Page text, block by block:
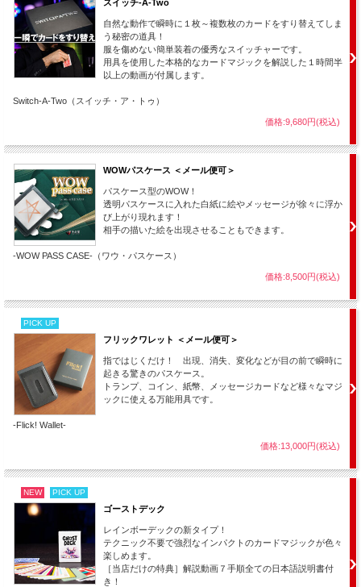
スイッチ-A-Two
自然な動作で瞬時に１枚～複数枚のカードをすり替えてしま
う秘密の道具！
服を傷めない簡単装着の優秀なスイッチャーです。
用具を使用した本格的なカードマジックを解説した１時間半
以上の動画が付属します。
Switch-A-Two（スイッチ・ア・トゥ）
価格:9,680円(税込)
WOWパスケース ＜メール便可＞
パスケース型のWOW！
透明パスケースに入れた白紙に絵やメッセージが徐々に浮か
び上がり現れます！
相手の描いた絵を出現させることもできます。
-WOW PASS CASE-（ワウ・パスケース）
価格:8,500円(税込)
PICK UP
フリックワレット ＜メール便可＞
指ではじくだけ！ 出現、消失、変化などが目の前で瞬時に
起きる驚きのパスケース。
トランプ、コイン、紙幣、メッセージカードなど様々なマジ
ックに使える万能用具です。
-Flick! Wallet-
価格:13,000円(税込)
NEW PICK UP
ゴーストデック
レインボーデックの新タイプ！
テクニック不要で強烈なインパクトのカードマジックが色々
楽しめます。
［当店だけの特典］解説動画７手順全ての日本語説明書付
き！